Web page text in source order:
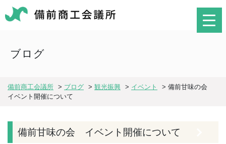
ブログ
備前商工会議所 > ブログ > 観光振興 > イベント > 備前甘味の会
イベント開催について
備前甘味の会 イベント開催について